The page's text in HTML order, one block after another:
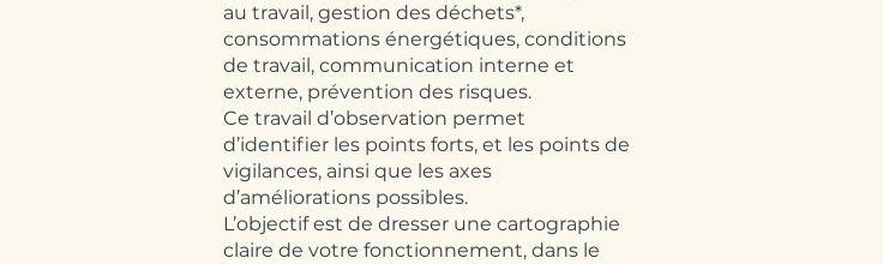
au travail, gestion des déchets*,
consommations énergétiques, conditions
de travail, communication interne et
externe, prévention des risques.
Ce travail d’observation permet
d’identifier les points forts, et les points de
vigilances, ainsi que les axes
d’améliorations possibles.
L’objectif est de dresser une cartographie
claire de votre fonctionnement, dans le